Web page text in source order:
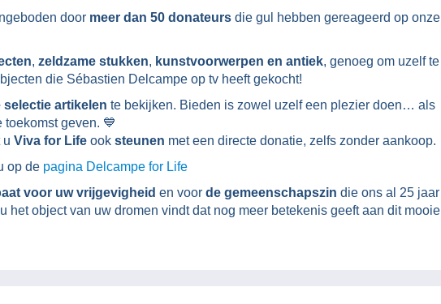
door meer dan 50 donateurs die gul hebben gereageerd op onze
, zeldzame stukken, kunstvoorwerpen en antiek, genoeg om uzelf te
die Sébastien Delcampe op tv heeft gekocht!
selectie artikelen te bekijken. Bieden is zowel uzelf een plezier doen… als
geven. 💙
u Viva for Life ook steunen met een directe donatie, zelfs zonder aankoop.
op de pagina Delcampe for Life
voor uw vrijgevigheid en voor de gemeenschapszin die ons al 25 jaar
het object van uw dromen vindt dat nog meer betekenis geeft aan dit mooie